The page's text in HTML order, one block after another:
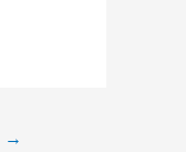
→